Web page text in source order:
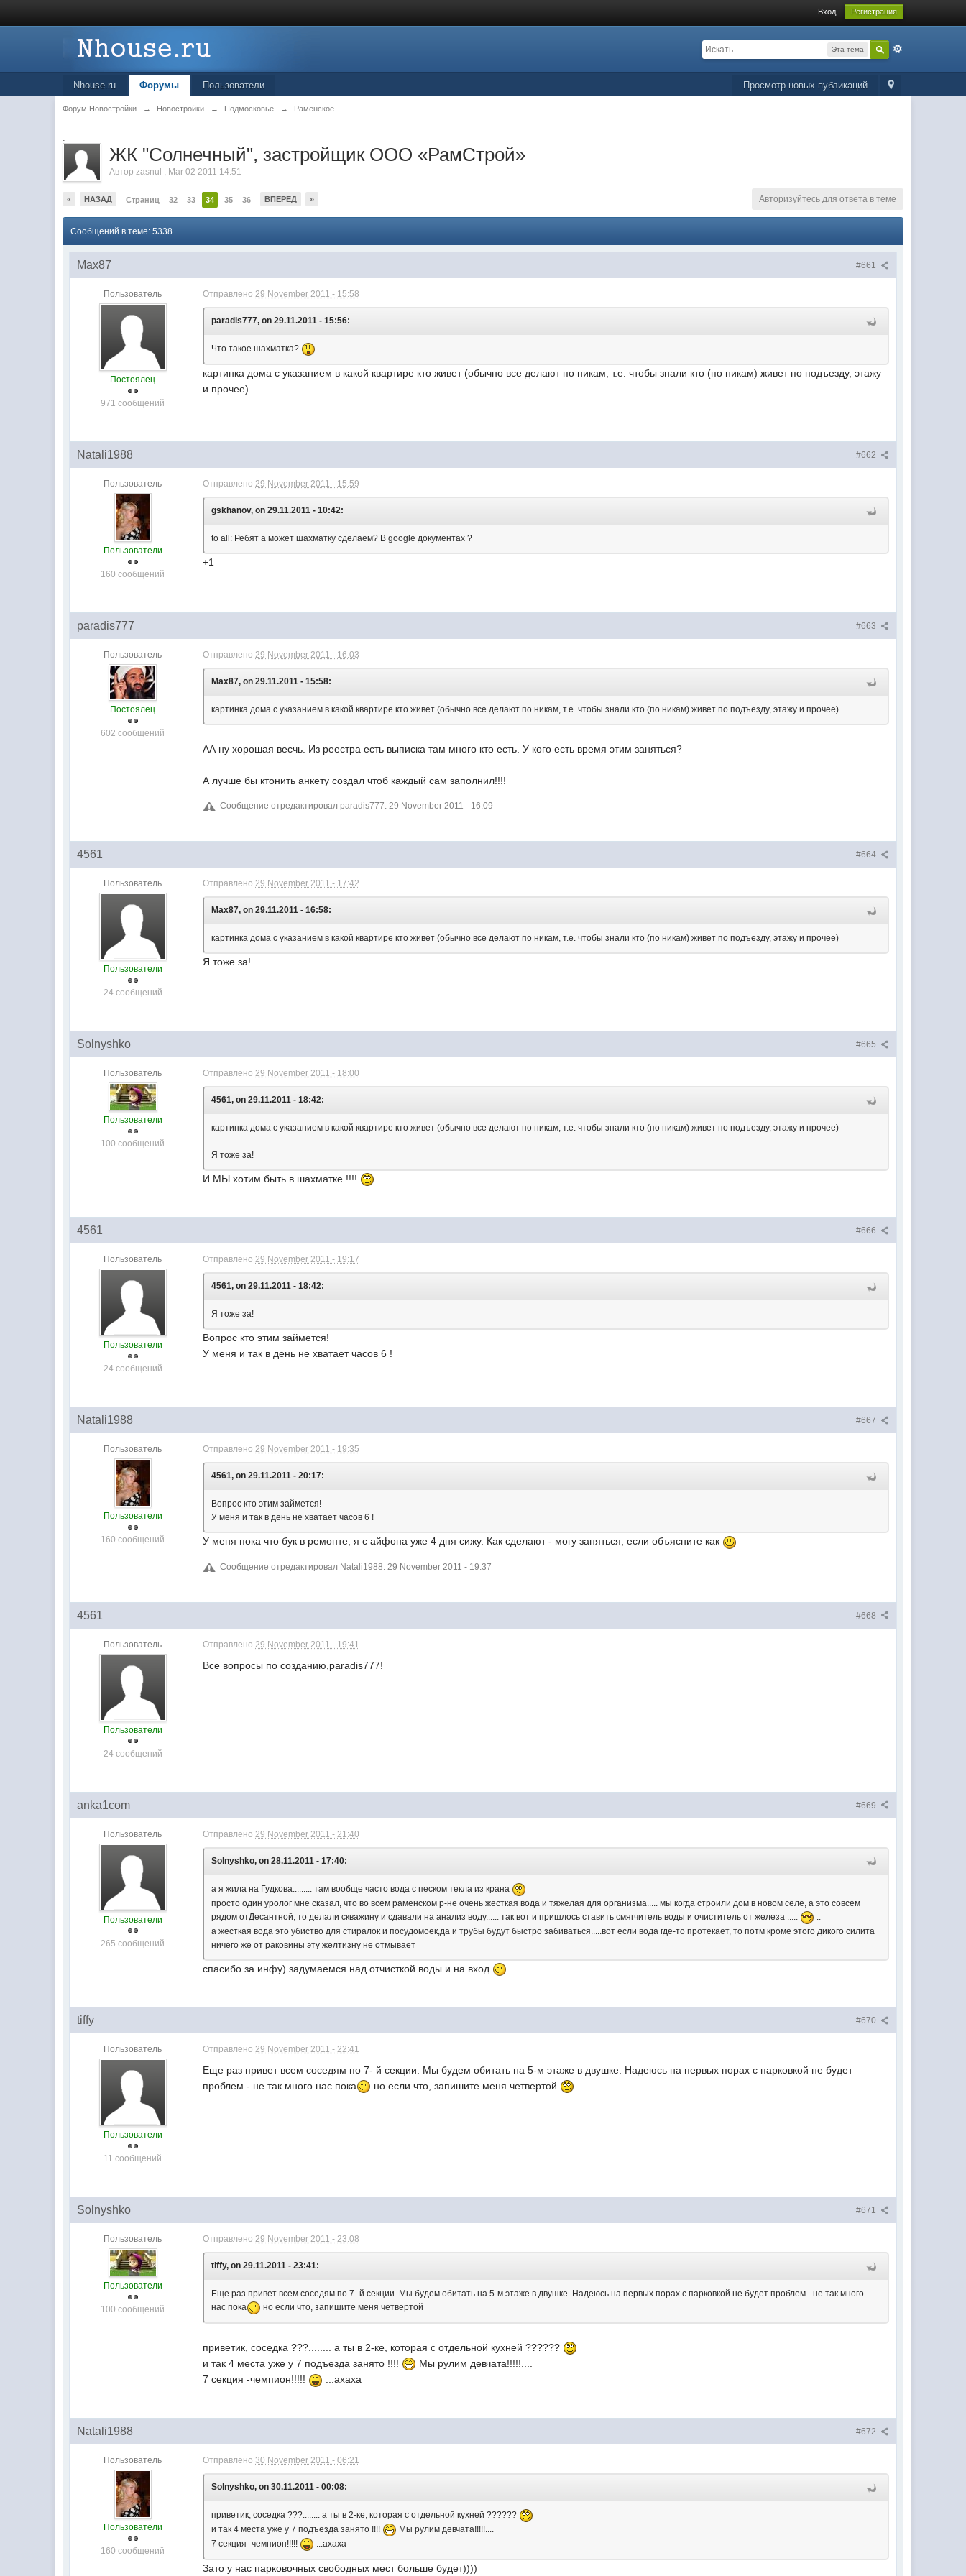
Вход Регистрация
Эта тема
Просмотр новых публикаций
Nhouse.ru Форумы Пользователи
Форум Новостройки → Новостройки → Подмосковье → Раменское
.
ЖК "Солнечный", застройщик ООО «РамСтрой»
Авторzasnul , Mar 02 2011 14:51
« НАЗАД Страниц 32 33 34 35 36 ВПЕРЕД » Авторизуйтесь для ответа в теме
Сообщений в теме: 5338
#661
Max87
Пользователь
Постоялец
971 сообщений
Отправлено29 November 2011 - 15:58
paradis777, on 29.11.2011 - 15:56:
Что такое шахматка?
картинка дома с указанием в какой квартире кто живет (обычно все делают по никам, т.е. чтобы знали кто (по никам) живет по подъезду, этажу
и прочее)
#662
Natali1988
Пользователь
Пользователи
160 сообщений
Отправлено29 November 2011 - 15:59
gskhanov, on 29.11.2011 - 10:42:
to all: Ребят а может шахматку сделаем? В google документах ?
+1
#663
paradis777
Пользователь
Постоялец
602 сообщений
Отправлено29 November 2011 - 16:03
Max87, on 29.11.2011 - 15:58:
картинка дома с указанием в какой квартире кто живет (обычно все делают по никам, т.е. чтобы знали кто (по никам) живет по подъезду, этажу и прочее)
АА ну хорошая весчь. Из реестра есть выписка там много кто есть. У кого есть время этим заняться?
А лучше бы ктонить анкету создал чтоб каждый сам заполнил!!!!
Сообщение отредактировал paradis777: 29 November 2011 - 16:09
#664
4561
Пользователь
Пользователи
24 сообщений
Отправлено29 November 2011 - 17:42
Max87, on 29.11.2011 - 16:58:
картинка дома с указанием в какой квартире кто живет (обычно все делают по никам, т.е. чтобы знали кто (по никам) живет по подъезду, этажу и прочее)
Я тоже за!
#665
Solnyshko
Пользователь
Пользователи
100 сообщений
Отправлено29 November 2011 - 18:00
4561, on 29.11.2011 - 18:42:
картинка дома с указанием в какой квартире кто живет (обычно все делают по никам, т.е. чтобы знали кто (по никам) живет по подъезду, этажу и прочее)
Я тоже за!
И МЫ хотим быть в шахматке !!!!
#666
4561
Пользователь
Пользователи
24 сообщений
Отправлено29 November 2011 - 19:17
4561, on 29.11.2011 - 18:42:
Я тоже за!
Вопрос кто этим займется!
У меня и так в день не хватает часов 6 !
#667
Natali1988
Пользователь
Пользователи
160 сообщений
Отправлено29 November 2011 - 19:35
4561, on 29.11.2011 - 20:17:
Вопрос кто этим займется!
У меня и так в день не хватает часов 6 !
У меня пока что бук в ремонте, я с айфона уже 4 дня сижу. Как сделают - могу заняться, если объясните как
Сообщение отредактировал Natali1988: 29 November 2011 - 19:37
#668
4561
Пользователь
Пользователи
24 сообщений
Отправлено 29 November 2011 - 19:41
Все вопросы по созданию,paradis777!
#669
anka1com
Пользователь
Пользователи
265 сообщений
Отправлено 29 November 2011 - 21:40
Solnyshko, on 28.11.2011 - 17:40:
а я жила на Гудкова......... там вообще часто вода с песком текла из крана
просто один уролог мне сказал, что во всем раменском р-не очень жесткая вода и тяжелая для организма..... мы когда строили дом в новом селе, а это совсем
рядом отДесантной, то делали скважину и сдавали на анализ воду...... так вот и пришлось ставить смягчитель воды и очиститель от железа .....
а жесткая вода это убиство для стиралок и посудомоек,да и трубы будут быстро забиваться.....вот если вода где-то протекает, то потм кроме этого дикого силита
ничего же от раковины эту желтизну не отмывает
спасибо за инфу) задумаемся над отчисткой воды и на вход
#670
tiffy
Пользователь
Пользователи
11 сообщений
Отправлено29 November 2011 - 22:41
Еще раз привет всем соседям по 7- й секции. Мы будем обитать на 5-м этаже в двушке. Надеюсь на первых порах с парковкой не будет
проблем - не так много нас пока
но если что, запишите меня четвертой
#671
Solnyshko
Пользователь
Пользователи
100 сообщений
Отправлено29 November 2011 - 23:08
tiffy, on 29.11.2011 - 23:41:
Еще раз привет всем соседям по 7- й секции. Мы будем обитать на 5-м этаже в двушке. Надеюсь на первых порах с парковкой не будет проблем - не так много
нас пока
но если что, запишите меня четвертой
приветик, соседка ???........ а ты в 2-ке, которая с отдельной кухней ??????
и так 4 места уже у 7 подъезда занято !!!!
Мы рулим девчата!!!!!....
7 секция -чемпион!!!!!
...ахаха
#672
Natali1988
Пользователь
Пользователи
160 сообщений
Отправлено30 November 2011 - 06:21
Solnyshko, on 30.11.2011 - 00:08:
приветик, соседка ???........ а ты в 2-ке, которая с отдельной кухней ??????
и так 4 места уже у 7 подъезда занято !!!!
Мы рулим девчата!!!!!....
7 секция -чемпион!!!!!
...ахаха
Зато у нас парковочных свободных мест больше будет))))